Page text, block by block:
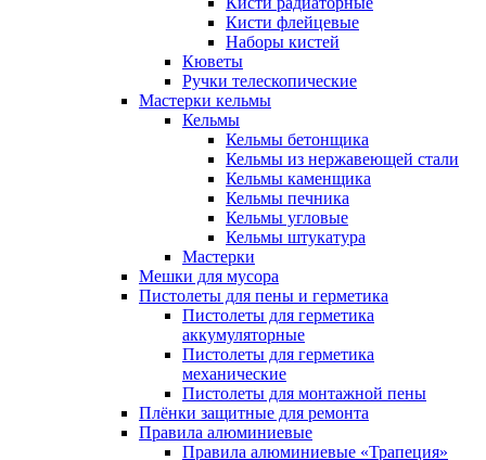
Кисти флейцевые
Наборы кистей
Кюветы
Ручки телескопические
Мастерки кельмы
Кельмы
Кельмы бетонщика
Кельмы из нержавеющей стали
Кельмы каменщика
Кельмы печника
Кельмы угловые
Кельмы штукатура
Мастерки
Мешки для мусора
Пистолеты для пены и герметика
Пистолеты для герметика
аккумуляторные
Пистолеты для герметика
механические
Пистолеты для монтажной пены
Плёнки защитные для ремонта
Правила алюминиевые
Правила алюминиевые «Трапеция»